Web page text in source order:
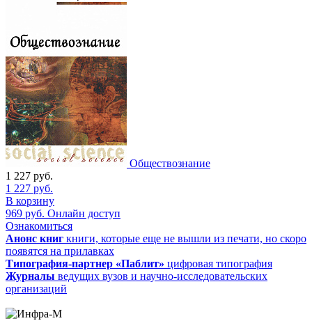
Обществознание
1 227 руб.
1 227 руб.
В корзину
969 руб. Онлайн доступ
Ознакомиться
Анонс книг книги, которые еще не вышли из печати, но скоро
появятся на прилавках
Типография-партнер «Паблит» цифровая типография
Журналы ведущих вузов и научно-исследовательских
организаций